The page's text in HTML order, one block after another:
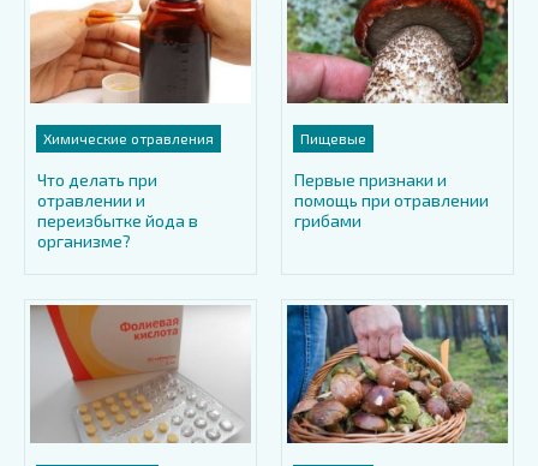
Химические отравления
Что делать при
отравлении и
переизбытке йода в
организме?
Пищевые
Первые признаки и
помощь при отравлении
грибами